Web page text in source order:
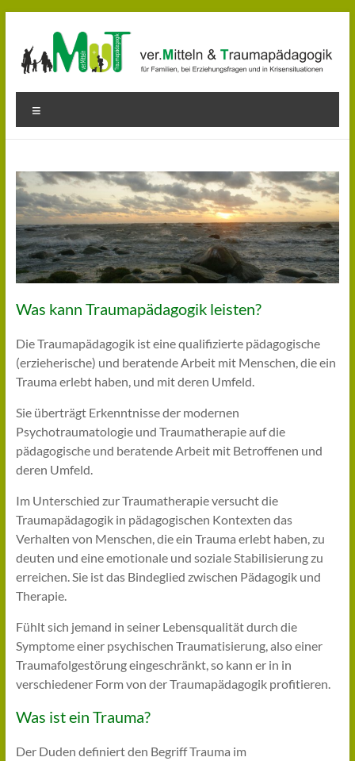
springen
MuT
–
und
Traumapädagogik
Orientierung
in
herausfordernden
Situationen
Was kann Traumapädagogik leisten?
Die Traumapädagogik ist eine qualifizierte pädagogische
(erzieherische) und beratende Arbeit mit Menschen, die ein
Trauma erlebt haben, und mit deren Umfeld.
Sie überträgt Erkenntnisse der modernen
Psychotraumatologie und Traumatherapie auf die
pädagogische und beratende Arbeit mit Betroffenen und
deren Umfeld.
Im Unterschied zur Traumatherapie versucht die
Traumapädagogik in pädagogischen Kontexten das
Verhalten von Menschen, die ein Trauma erlebt haben, zu
deuten und eine emotionale und soziale Stabilisierung zu
erreichen. Sie ist das Bindeglied zwischen Pädagogik und
Therapie.
Fühlt sich jemand in seiner Lebensqualität durch die
Symptome einer psychischen Traumatisierung, also einer
Traumafolgestörung eingeschränkt, so kann er in in
verschiedener Form von der Traumapädagogik profitieren.
Was ist ein Trauma?
Der Duden definiert den Begriff Trauma im